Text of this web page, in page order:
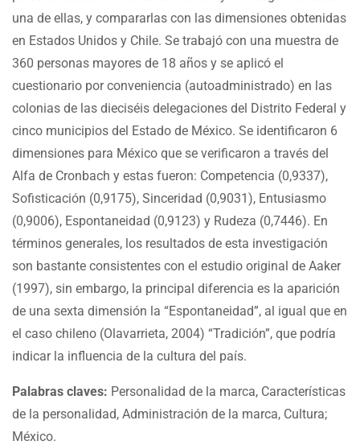
una de ellas, y compararlas con las dimensiones obtenidas
en Estados Unidos y Chile. Se trabajó con una muestra de
360 personas mayores de 18 años y se aplicó el
cuestionario por conveniencia (autoadministrado) en las
colonias de las dieciséis delegaciones del Distrito Federal y
cinco municipios del Estado de México. Se identificaron 6
dimensiones para México que se verificaron a través del
Alfa de Cronbach y estas fueron: Competencia (0,9337),
Sofisticación (0,9175), Sinceridad (0,9031), Entusiasmo
(0,9006), Espontaneidad (0,9123) y Rudeza (0,7446). En
términos generales, los resultados de esta investigación
son bastante consistentes con el estudio original de Aaker
(1997), sin embargo, la principal diferencia es la aparición
de una sexta dimensión la “Espontaneidad”, al igual que en
el caso chileno (Olavarrieta, 2004) “Tradición”, que podría
indicar la influencia de la cultura del país.
Palabras claves: Personalidad de la marca, Características
de la personalidad, Administración de la marca, Cultura;
México.